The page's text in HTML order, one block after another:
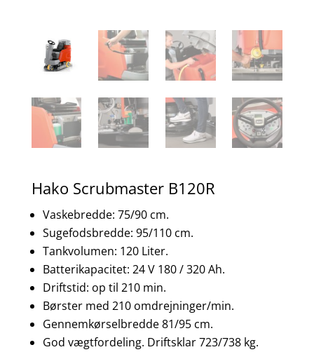
Hako Scrubmaster B120R
Vaskebredde: 75/90 cm.
Sugefodsbredde: 95/110 cm.
Tankvolumen: 120 Liter.
Batterikapacitet: 24 V 180 / 320 Ah.
Driftstid: op til 210 min.
Børster med 210 omdrejninger/min.
Gennemkørselbredde 81/95 cm.
God vægtfordeling. Driftsklar 723/738 kg.